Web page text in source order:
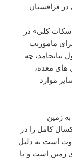
قزاقستان
کلی» در
ماموریت
تا ۳ سال به طول بیانجامد، چه
های معده،
موارد
زمین
کامل را در
است به دلیل
زمین است و با